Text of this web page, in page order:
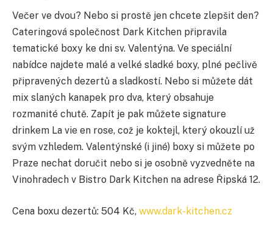
Večer ve dvou? Nebo si prostě jen chcete zlepšit den?
Cateringová společnost Dark Kitchen připravila
tematické boxy ke dni sv. Valentýna. Ve speciální
nabídce najdete malé a velké sladké boxy, plné pečlivě
připravených dezertů a sladkostí. Nebo si můžete dát
mix slaných kanapek pro dva, který obsahuje
rozmanité chutě. Zapít je pak můžete signature
drinkem La vie en rose, což je koktejl, který okouzlí už
svým vzhledem. Valentýnské (i jiné) boxy si můžete po
Praze nechat doručit nebo si je osobně vyzvedněte na
Vinohradech v Bistro Dark Kitchen na adrese Řipská 12.
Cena boxu dezertů: 504 Kč, www.dark-kitchen.cz